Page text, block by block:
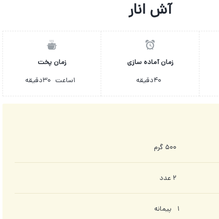
آش انار
زمان آماده سازی
۴۰دقیقه
زمان پخت
۱ساعت ۳۰دقیقه